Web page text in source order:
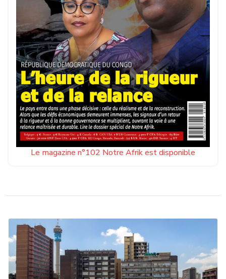
Le magazine n°102 Notre Afrik est disponible